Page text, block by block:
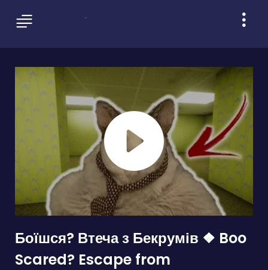
Боїшся? Втеча з Бекрумів ❖ Boo
Scared? Escape from